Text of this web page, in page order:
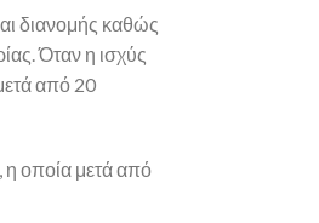
διανομής καθώς
Όταν η ισχύς
από 20
η οποία μετά από